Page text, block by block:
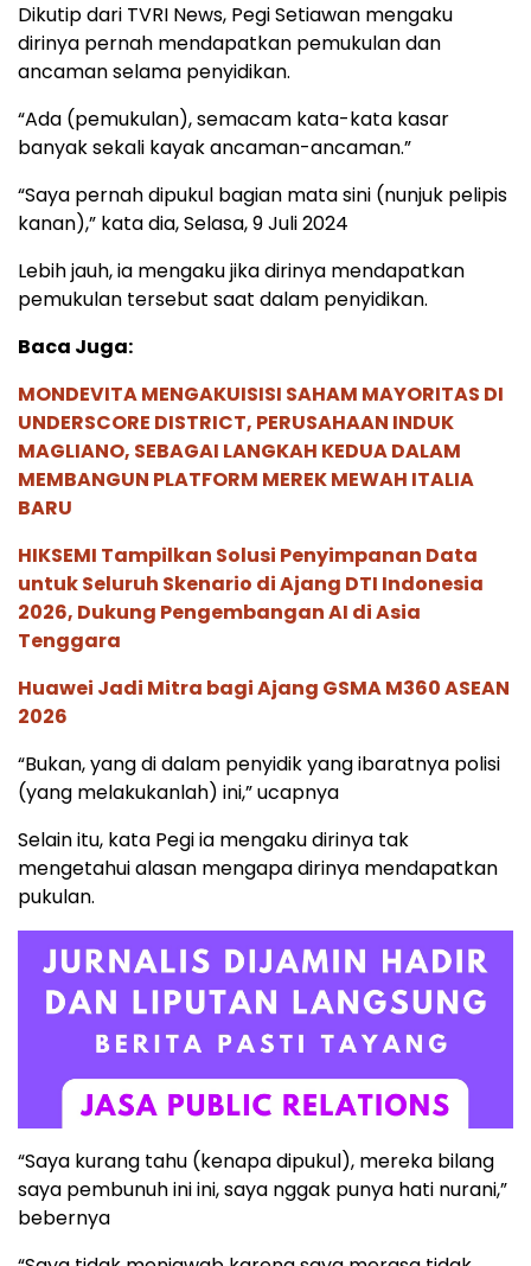
Dikutip dari TVRI News, Pegi Setiawan mengaku
dirinya pernah mendapatkan pemukulan dan
ancaman selama penyidikan.
“Ada (pemukulan), semacam kata-kata kasar
banyak sekali kayak ancaman-ancaman.”
“Saya pernah dipukul bagian mata sini (nunjuk pelipis
kanan),” kata dia, Selasa, 9 Juli 2024
Lebih jauh, ia mengaku jika dirinya mendapatkan
pemukulan tersebut saat dalam penyidikan.
Baca Juga:
MONDEVITA MENGAKUISISI SAHAM MAYORITAS DI
UNDERSCORE DISTRICT, PERUSAHAAN INDUK
MAGLIANO, SEBAGAI LANGKAH KEDUA DALAM
MEMBANGUN PLATFORM MEREK MEWAH ITALIA
BARU
HIKSEMI Tampilkan Solusi Penyimpanan Data
untuk Seluruh Skenario di Ajang DTI Indonesia
2026, Dukung Pengembangan AI di Asia
Tenggara
Huawei Jadi Mitra bagi Ajang GSMA M360 ASEAN
2026
“Bukan, yang di dalam penyidik yang ibaratnya polisi
(yang melakukanlah) ini,” ucapnya
Selain itu, kata Pegi ia mengaku dirinya tak
mengetahui alasan mengapa dirinya mendapatkan
pukulan.
“Saya kurang tahu (kenapa dipukul), mereka bilang
saya pembunuh ini ini, saya nggak punya hati nurani,”
bebernya